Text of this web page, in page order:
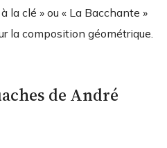
la clé » ou « La Bacchante »
la composition géométrique.
de André